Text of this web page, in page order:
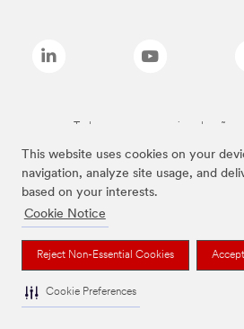
This website uses cookies on your
navigation, analyze site usage, and
based on your interests.
Cookie Notice
Reject Non-Essential Cookies
Cookie Preferences
Todas as marcas mencionadas são